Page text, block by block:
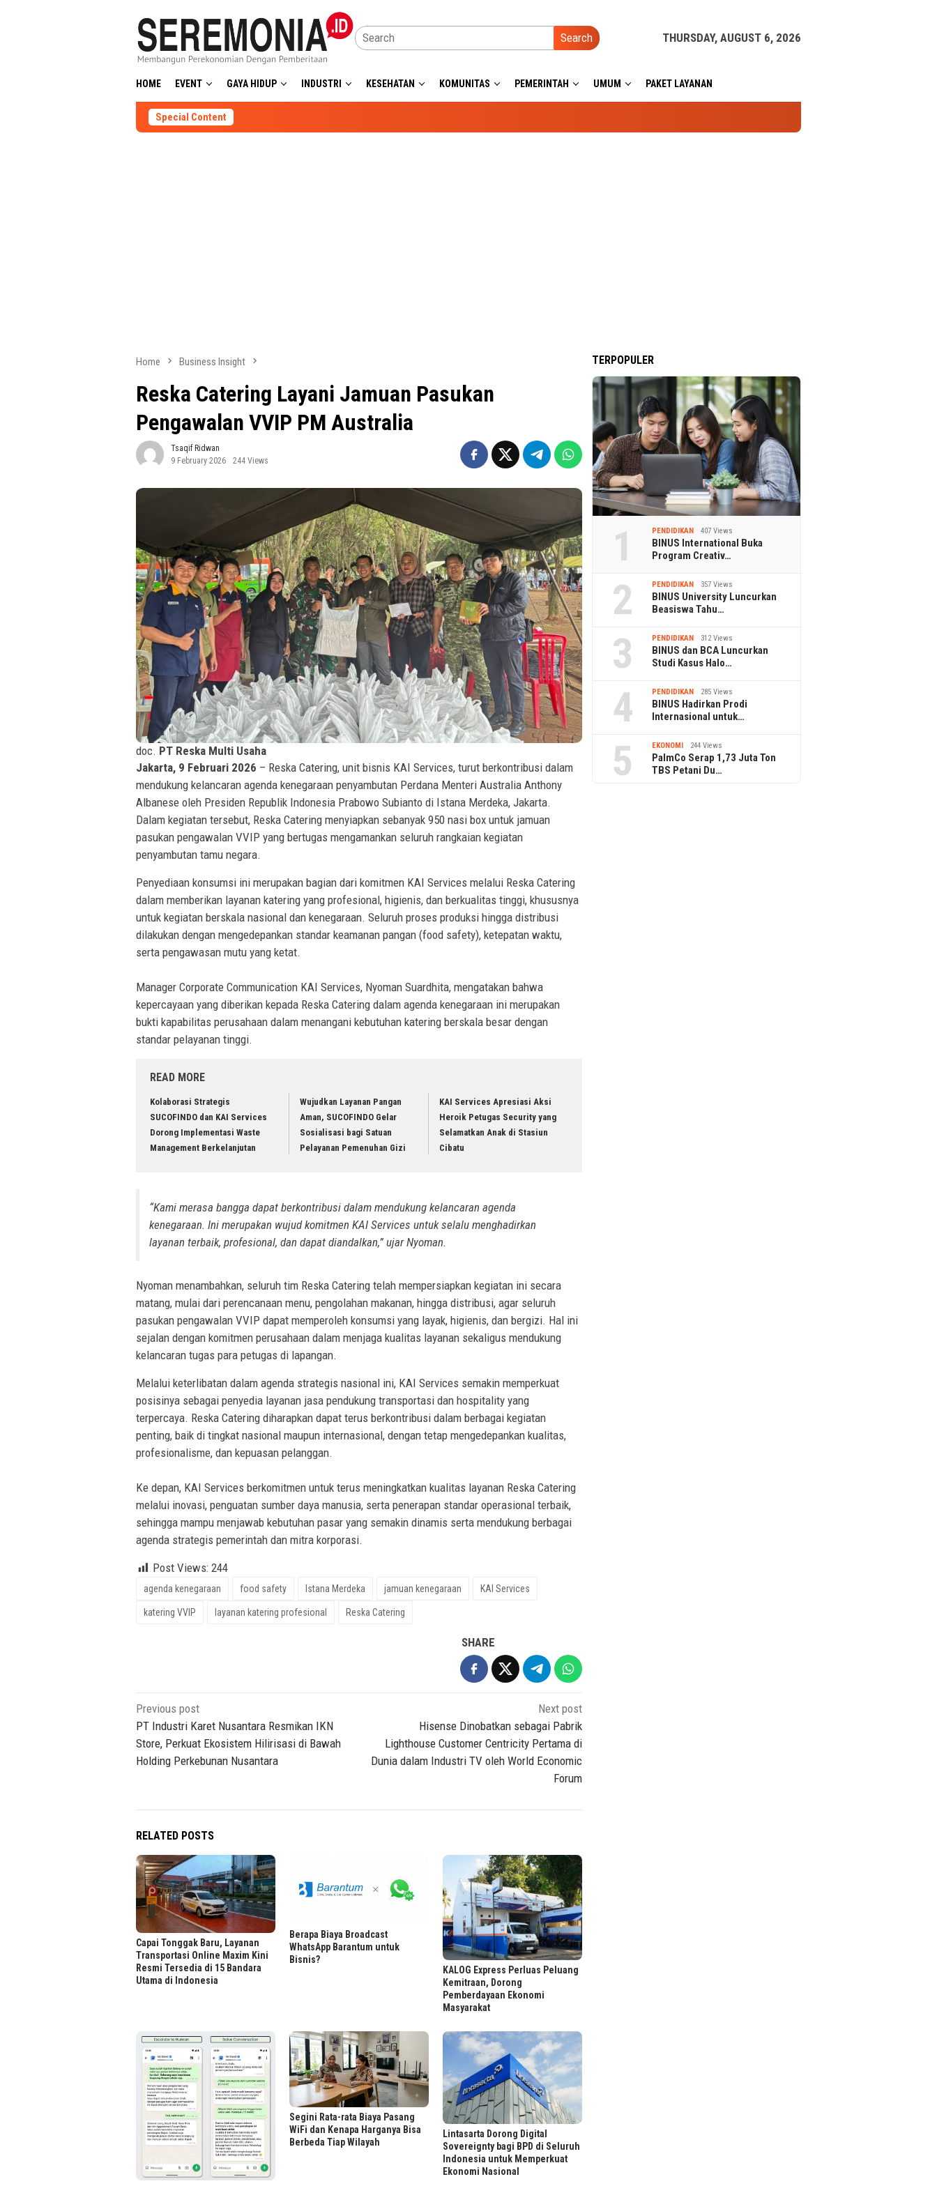
Search THURSDAY, AUGUST 6, 2026
HOME EVENT GAYA HIDUP INDUSTRI KESEHATAN KOMUNITAS PEMERINTAH UMUM PAKET LAYANAN
Special Content
Home Business Insight
Reska Catering Layani Jamuan Pasukan
Pengawalan VVIP PM Australia
Tsaqif Ridwan
9 February 2026
244 Views
doc. PT Reska Multi Usaha
Jakarta, 9 Februari 2026 – Reska Catering, unit bisnis KAI Services, turut berkontribusi dalam
mendukung kelancaran agenda kenegaraan penyambutan Perdana Menteri Australia Anthony
Albanese oleh Presiden Republik Indonesia Prabowo Subianto di Istana Merdeka, Jakarta.
Dalam kegiatan tersebut, Reska Catering menyiapkan sebanyak 950 nasi box untuk jamuan
pasukan pengawalan VVIP yang bertugas mengamankan seluruh rangkaian kegiatan
penyambutan tamu negara.
Penyediaan konsumsi ini merupakan bagian dari komitmen KAI Services melalui Reska Catering
dalam memberikan layanan katering yang profesional, higienis, dan berkualitas tinggi, khususnya
untuk kegiatan berskala nasional dan kenegaraan. Seluruh proses produksi hingga distribusi
dilakukan dengan mengedepankan standar keamanan pangan (food safety), ketepatan waktu,
serta pengawasan mutu yang ketat.
Manager Corporate Communication KAI Services, Nyoman Suardhita, mengatakan bahwa
kepercayaan yang diberikan kepada Reska Catering dalam agenda kenegaraan ini merupakan
bukti kapabilitas perusahaan dalam menangani kebutuhan katering berskala besar dengan
standar pelayanan tinggi.
READ MORE
Kolaborasi Strategis
SUCOFINDO dan KAI Services
Dorong Implementasi Waste
Management Berkelanjutan
Wujudkan Layanan Pangan
Aman, SUCOFINDO Gelar
Sosialisasi bagi Satuan
Pelayanan Pemenuhan Gizi
KAI Services Apresiasi Aksi
Heroik Petugas Security yang
Selamatkan Anak di Stasiun
Cibatu
“Kami merasa bangga dapat berkontribusi dalam mendukung kelancaran agenda
kenegaraan. Ini merupakan wujud komitmen KAI Services untuk selalu menghadirkan
layanan terbaik, profesional, dan dapat diandalkan,” ujar Nyoman.
Nyoman menambahkan, seluruh tim Reska Catering telah mempersiapkan kegiatan ini secara
matang, mulai dari perencanaan menu, pengolahan makanan, hingga distribusi, agar seluruh
pasukan pengawalan VVIP dapat memperoleh konsumsi yang layak, higienis, dan bergizi. Hal ini
sejalan dengan komitmen perusahaan dalam menjaga kualitas layanan sekaligus mendukung
kelancaran tugas para petugas di lapangan.
Melalui keterlibatan dalam agenda strategis nasional ini, KAI Services semakin memperkuat
posisinya sebagai penyedia layanan jasa pendukung transportasi dan hospitality yang
terpercaya. Reska Catering diharapkan dapat terus berkontribusi dalam berbagai kegiatan
penting, baik di tingkat nasional maupun internasional, dengan tetap mengedepankan kualitas,
profesionalisme, dan kepuasan pelanggan.
Ke depan, KAI Services berkomitmen untuk terus meningkatkan kualitas layanan Reska Catering
melalui inovasi, penguatan sumber daya manusia, serta penerapan standar operasional terbaik,
sehingga mampu menjawab kebutuhan pasar yang semakin dinamis serta mendukung berbagai
agenda strategis pemerintah dan mitra korporasi.
Post Views: 244
agenda kenegaraan food safety Istana Merdeka jamuan kenegaraan KAI Services
katering VVIP layanan katering profesional Reska Catering
SHARE
Post
navigation
Previous post
PT Industri Karet Nusantara Resmikan IKN
Store, Perkuat Ekosistem Hilirisasi di Bawah
Holding Perkebunan Nusantara
Next post
Hisense Dinobatkan sebagai Pabrik
Lighthouse Customer Centricity Pertama di
Dunia dalam Industri TV oleh World Economic
Forum
RELATED POSTS
Capai Tonggak Baru, Layanan
Transportasi Online Maxim Kini
Resmi Tersedia di 15 Bandara
Utama di Indonesia
Berapa Biaya Broadcast
WhatsApp Barantum untuk
Bisnis?
KALOG Express Perluas Peluang
Kemitraan, Dorong
Pemberdayaan Ekonomi
Masyarakat
Segini Rata-rata Biaya Pasang
WiFi dan Kenapa Harganya Bisa
Berbeda Tiap Wilayah
Lintasarta Dorong Digital
Sovereignty bagi BPD di Seluruh
Indonesia untuk Memperkuat
Ekonomi Nasional
TERPOPULER
1 PENDIDIKAN 407 Views
BINUS International Buka
Program Creativ…
2 PENDIDIKAN 357 Views
BINUS University Luncurkan
Beasiswa Tahu…
3 PENDIDIKAN 312 Views
BINUS dan BCA Luncurkan
Studi Kasus Halo…
4 PENDIDIKAN 285 Views
BINUS Hadirkan Prodi
Internasional untuk…
5 EKONOMI 244 Views
PalmCo Serap 1,73 Juta Ton
TBS Petani Du…